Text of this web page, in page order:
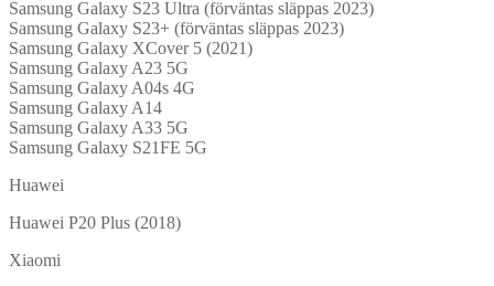
Samsung Galaxy S23 Ultra (förväntas släppas 2023)
Samsung Galaxy S23+ (förväntas släppas 2023)
Samsung Galaxy XCover 5 (2021)
Samsung Galaxy A23 5G
Samsung Galaxy A04s 4G
Samsung Galaxy A14
Samsung Galaxy A33 5G
Samsung Galaxy S21FE 5G
Huawei
Huawei P20 Plus (2018)
Xiaomi